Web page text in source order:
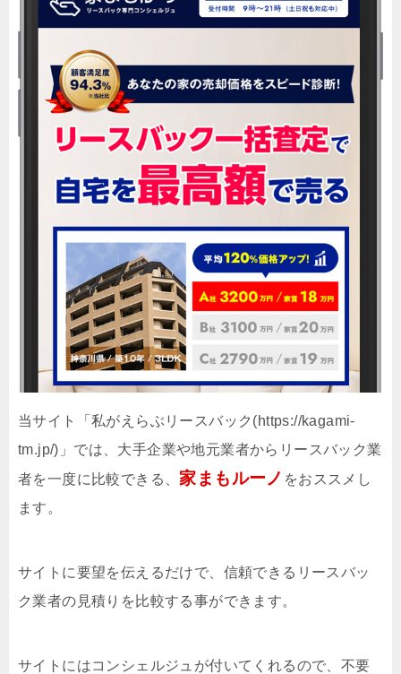
当サイト「私がえらぶリースバック(https://kagami-
tm.jp/)」では、大手企業や地元業者からリースバック業
者を一度に比較できる、家まもルーノ をおススメし
ます。
サイトに要望を伝えるだけで、信頼できるリースバッ
ク業者の見積りを比較する事ができます。
サイトにはコンシェルジュが付いてくれるので、不要